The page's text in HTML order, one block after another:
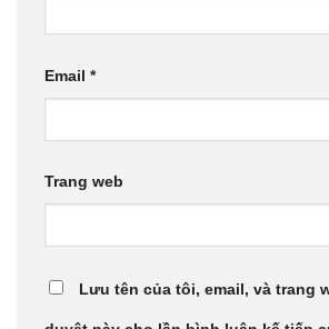
Email *
Trang web
Lưu tên của tôi, email, và trang